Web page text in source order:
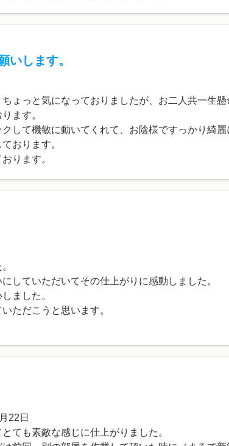
いします。
ょっと気になっておりましたが、お二人共一生懸
ます。
して機敏に動いてくれて、お陰様ですっかり綺麗
おります。
ります。
していただいてその仕上がりに感動しました。
ました。
ただこうと思います。
22日
ても素敵な感じに仕上がりました。